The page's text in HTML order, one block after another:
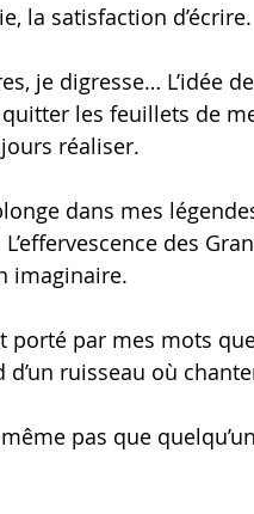
la satisfaction d’écrire.
je digresse… L’idée
les feuillets de
réaliser.
dans mes
des
imaginaire.
porté par mes mots
ruisseau où
pas que